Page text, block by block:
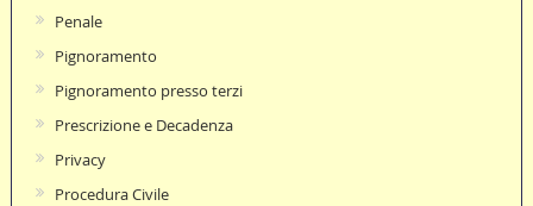
Penale
Pignoramento
Pignoramento presso terzi
Prescrizione e Decadenza
Privacy
Procedura Civile